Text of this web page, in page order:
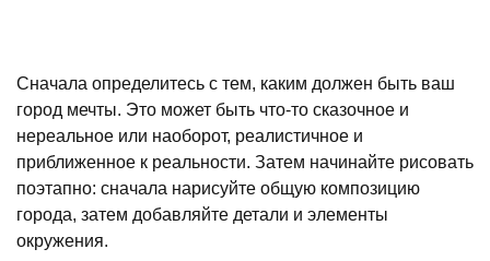
Сначала определитесь с тем, каким должен быть ваш
город мечты. Это может быть что-то сказочное и
нереальное или наоборот, реалистичное и
приближенное к реальности. Затем начинайте рисовать
поэтапно: сначала нарисуйте общую композицию
города, затем добавляйте детали и элементы
окружения.